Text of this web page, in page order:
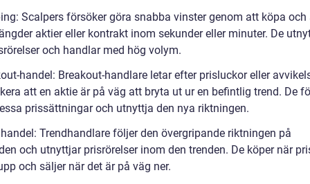
Scalpers försöker göra snabba vinster genom att köpa och
aktier eller kontrakt inom sekunder eller minuter. De
och handlar med hög volym.
handel: Breakout-handlare letar efter prisluckor eller
att en aktie är på väg att bryta ut ur en befintlig trend. De
prissättningar och utnyttja den nya riktningen.
Trendhandlare följer den övergripande riktningen på
och utnyttjar prisrörelser inom den trenden. De köper när
och säljer när det är på väg ner.